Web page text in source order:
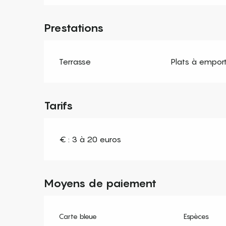
Prestations
Terrasse Plats à
Tarifs
€ : 3 à 20 euros
Moyens de paiement
Carte bleue Espèces